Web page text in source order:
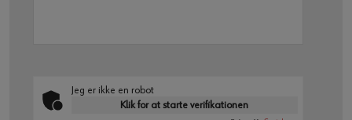
Jeg er ikke en robot
Klik for at starte verifikationen